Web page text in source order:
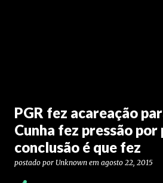
PGR fez acareação
Cunha fez pressão
conclusão é que fez
postado por Unknown em agosto 22, 2015